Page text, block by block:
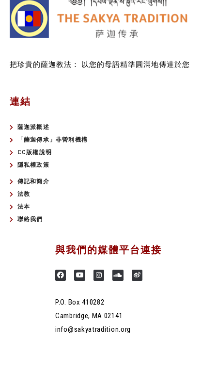
把珍貴的薩迦教法： 以您的母語精準圓滿地傳達於您
連結
薩迦派概述
「薩迦傳承」非營利機構
CC版權說明
隱私權政策
傳記和簡介
法教
法本
聯絡我們
與我們的媒體平台連接
P.O. Box 410282
Cambridge, MA 02141
info@sakyatradition.org